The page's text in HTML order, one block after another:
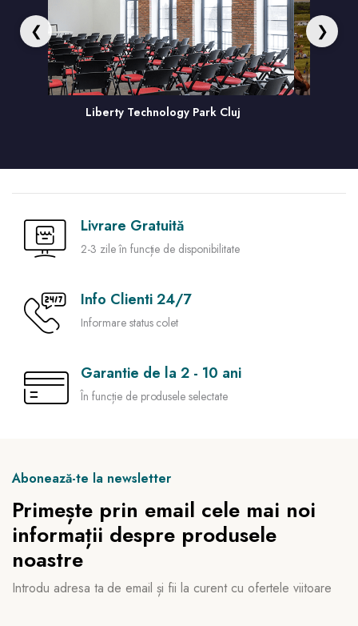
❮
Park Cluj Opera Summer House
❯
Livrare Gratuită
2-3 zile în funcție de disponibilitate
Info Clienti 24/7
Informare status colet
Garantie de la 2 - 10 ani
În funcție de produsele selectate
Abonează-te la newsletter
Primește prin email cele mai noi
informații despre produsele
noastre
Introdu adresa ta de email și fii la curent cu ofertele viitoare